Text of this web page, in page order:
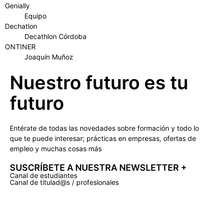
Genially
Equipo
Dechatlon
Decathlon Córdoba
ONTINER
Joaquín Muñoz
Nuestro futuro es tu
futuro
Entérate de todas las novedades sobre formación y todo lo
que te puede interesar; prácticas en empresas, ofertas de
empleo y muchas cosas más
SUSCRÍBETE A NUESTRA NEWSLETTER +​
Canal de estudiantes
Canal de titulad@s / profesionales